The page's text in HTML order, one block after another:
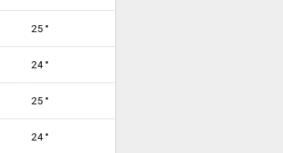
25 °
24 °
25 °
24 °